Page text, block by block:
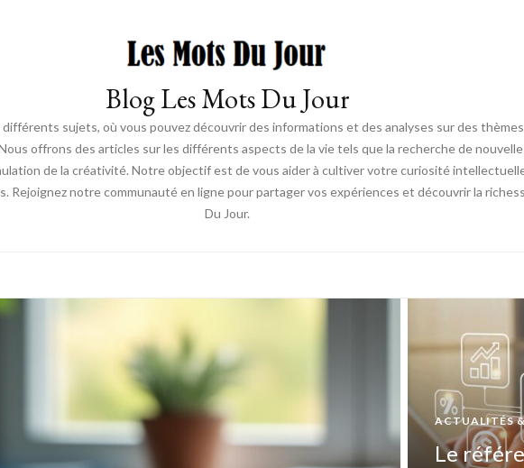
Blog Les Mots Du Jour
sujets, où vous pouvez découvrir des informations et des analyses sur des
offrons des articles sur les différents aspects de la vie tels que la recherche de
de la créativité. Notre objectif est de vous aider à cultiver votre curiosité
notre communauté en ligne pour partager vos expériences et découvrir la
Du Jour.
ACTUALITÉS
Le